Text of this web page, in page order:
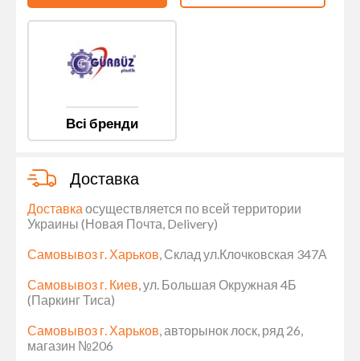
Всі бренди
Доставка
Доставка осуществляется по всей территории
Украины (Новая Почта, Delivery)
Самовывоз г. Харьков, Склад ул.Клочковская 347А
Самовывоз г. Киев, ул. Большая Окружная 4Б
(Паркинг Тиса)
Самовывоз г. Харьков, авторынок лоск, ряд 26,
магазин №206